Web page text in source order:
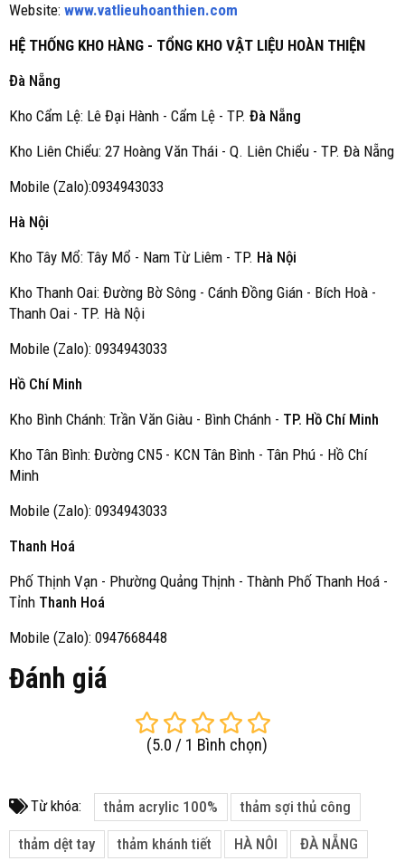
Website: www.vatlieuhoanthien.com
HỆ THỐNG KHO HÀNG - TỔNG KHO VẬT LIỆU HOÀN THIỆN
Đà Nẵng
Kho Cẩm Lệ: Lê Đại Hành - Cẩm Lệ - TP. Đà Nẵng
Kho Liên Chiểu: 27 Hoàng Văn Thái - Q. Liên Chiểu - TP. Đà Nẵng
Mobile (Zalo):0934943033
Hà Nội
Kho Tây Mổ: Tây Mổ - Nam Từ Liêm - TP. Hà Nội
Kho Thanh Oai: Đường Bờ Sông - Cánh Đồng Gián - Bích Hoà -
Thanh Oai - TP. Hà Nội
Mobile (Zalo): 0934943033
Hồ Chí Minh
Kho Bình Chánh: Trần Văn Giàu - Bình Chánh - TP. Hồ Chí Minh
Kho Tân Bình: Đường CN5 - KCN Tân Bình - Tân Phú - Hồ Chí
Minh
Mobile (Zalo): 0934943033
Thanh Hoá
Phố Thịnh Vạn - Phường Quảng Thịnh - Thành Phố Thanh Hoá -
Tỉnh Thanh Hoá
Mobile (Zalo): 0947668448
Đánh giá
(5.0 / 1 Bình chọn)
Từ khóa: thảm acrylic 100% thảm sợi thủ công
thảm dệt tay thảm khánh tiết HÀ NÔI ĐÀ NẴNG